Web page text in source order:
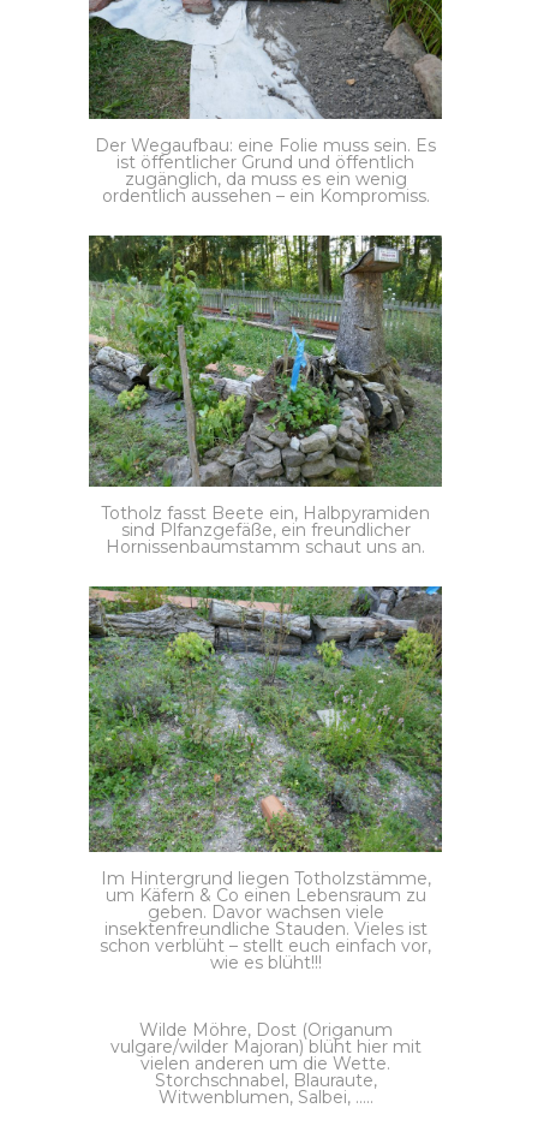
Der Wegaufbau: eine Folie muss sein. Es
ist öffentlicher Grund und öffentlich
zugänglich, da muss es ein wenig
ordentlich aussehen – ein Kompromiss.
Totholz fasst Beete ein, Halbpyramiden
sind Plfanzgefäße, ein freundlicher
Hornissenbaumstamm schaut uns an.
Im Hintergrund liegen Totholzstämme,
um Käfern & Co einen Lebensraum zu
geben. Davor wachsen viele
insektenfreundliche Stauden. Vieles ist
schon verblüht – stellt euch einfach vor,
wie es blüht!!!
Wilde Möhre, Dost (Origanum
vulgare/wilder Majoran) blüht hier mit
vielen anderen um die Wette.
Storchschnabel, Blauraute,
Witwenblumen, Salbei, …..